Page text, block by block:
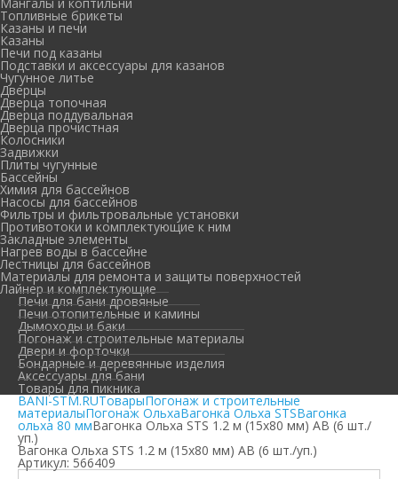
Топливные брикеты
Казаны и печи
Казаны
Печи под казаны
Подставки и аксессуары для казанов
Чугунное литье
Дверцы
Дверца топочная
Дверца поддувальная
Дверца прочистная
Колосники
Задвижки
Плиты чугунные
Бассейны
Химия для бассейнов
Насосы для бассейнов
Фильтры и фильтровальные установки
Противотоки и комплектующие к ним
Закладные элементы
Нагрев воды в бассейне
Лестницы для бассейнов
Материалы для ремонта и защиты поверхностей
Лайнер и комплектующие
Печи для бани дровяные
Печи отопительные и камины
Дымоходы и баки
Погонаж и строительные материалы
Двери и форточки
Бондарные и деревянные изделия
Аксессуары для бани
Товары для пикника
BANI-STM.RUТоварыПогонаж и строительные
материалыПогонаж ОльхаВагонка Ольха STSВагонка
ольха 80 ммВагонка Ольха STS 1.2 м (15х80 мм) АВ (6 шт./
уп.)
Вагонка Ольха STS 1.2 м (15х80 мм) АВ (6 шт./уп.)
Артикул: 566409